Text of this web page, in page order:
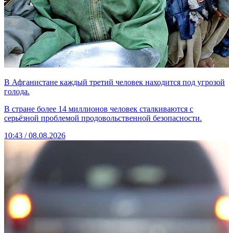
В Афганистане каждый третий человек находится под угрозой
голода.
В стране более 14 миллионов человек сталкиваются с
серьёзной проблемой продовольственной безопасности.
10:43 / 08.08.2026